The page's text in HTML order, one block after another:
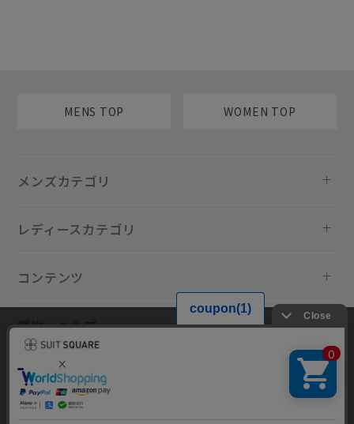
MENS TOP WOMEN TOP
メンズカテゴリ
レディースカテゴリ
コンテンツ
規約・ヘルプ
当サイトでは利用体験の向上およびコンテンツの最適な提供、トラ
フィックの分析を目的としてCookieを使用しています。サイトの閲覧を
継続された場合、Cookieの利用に同意したものといたします。詳細につ
いてはプライバシーポリシー